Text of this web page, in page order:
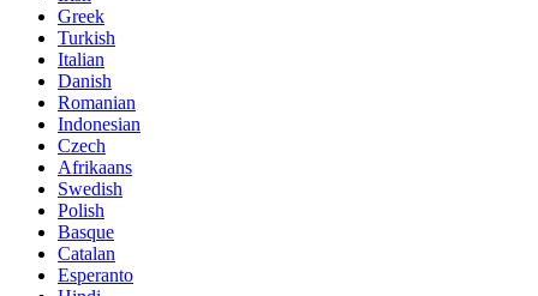
Greek
Turkish
Italian
Danish
Romanian
Indonesian
Czech
Afrikaans
Swedish
Polish
Basque
Catalan
Esperanto